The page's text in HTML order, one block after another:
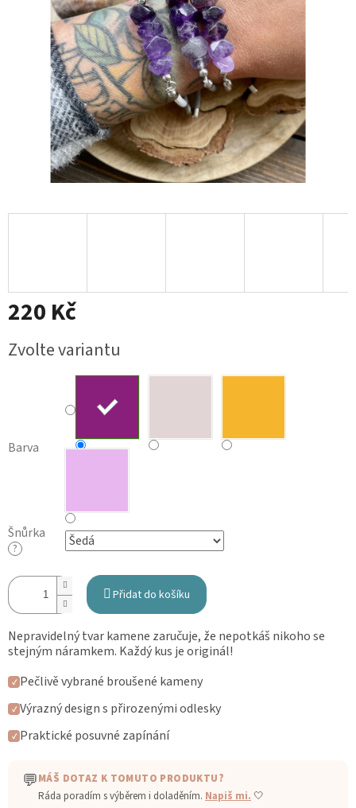
220 Kč
Měrná
cena:
Zvolte variantu
Barva
Šnůrka
?
Přidat do košíku
Nepravidelný tvar kamene zaručuje, že nepotkáš nikoho se
stejným náramkem. Každý kus je originál!
✓ Pečlivě vybrané broušené kameny
✓ Výrazný design s přirozenými odlesky
✓ Praktické posuvné zapínání
💬MÁŠ DOTAZ K TOMUTO PRODUKTU?
Ráda poradím s výběrem i doladěním. Napiš mi. 🤍